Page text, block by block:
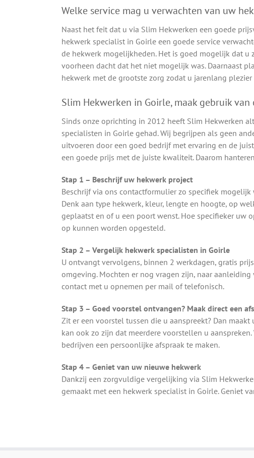
Welke service mag u verwachten van uw
Naast het feit dat u via Slim Hekwerken een goede
hekwerk specialist in Goirle een goede service
de hekwerk mogelijkheden. Het is goed mogelijk dat
voorheen dacht dat het niet mogelijk was. Daarnaast
hekwerk met de grootste zorg zodat u jarenlang
Slim Hekwerken in Goirle, maak gebruik
Sinds onze oprichting in 2012 heeft Slim Hekwerken
specialisten in Goirle gehad. Wij begrijpen als geen
uitvoeren door een goed bedrijf met ervaring en de
een goede prijs met de juiste kwaliteit. Daarom
Stap 1 – Beschrijf uw hekwerk project
Beschrijf via ons contactformulier zo specifiek
Denk aan type hekwerk, kleur, lengte en hoogte, op
geplaatst en of u een poort wenst. Hoe specifieker uw
op kunnen worden opgesteld.
Stap 2 – Vergelijk hekwerk specialisten in Goirle
U ontvangt vervolgens, binnen 2 werkdagen, gratis
omgeving. Mochten er nog vragen zijn, naar
contact met u opnemen per mail of telefonisch.
Stap 3 – Goed voorstel ontvangen? Maak direct een
Zit er een voorstel tussen die u aanspreekt? Dan
kan ook zo zijn dat meerdere voorstellen u
bedrijven een persoonlijke afspraak te maken.
Stap 4 – Geniet van uw nieuwe hekwerk
Dankzij een zorgvuldige vergelijking via Slim
gemaakt met een hekwerk specialist in Goirle. Geniet